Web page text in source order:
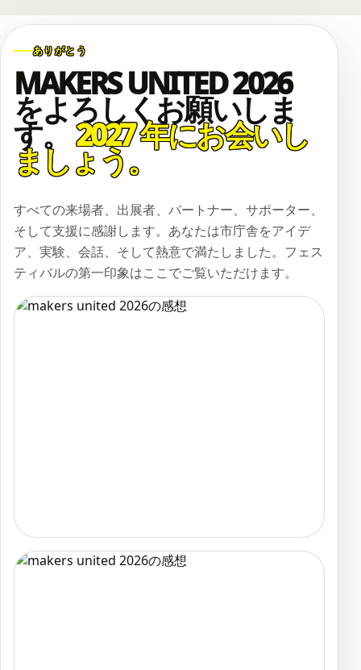
ありがとう
MAKERS UNITED 2026
をよろしくお願いしま
す。 2027 年にお会いし
ましょう。
すべての来場者、出展者、パートナー、サポーター、
そして支援に感謝します。あなたは市庁舎をアイデ
ア、実験、会話、そして熱意で満たしました。フェス
ティバルの第一印象はここでご覧いただけます。